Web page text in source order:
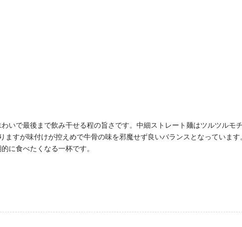
いで最後まで飲み干せる程の旨さです。中細ストレート麺はツルツルモ
すが味付けが控えめで牛骨の味を邪魔せず良いバランスとなっていま
に食べたくなる一杯です。